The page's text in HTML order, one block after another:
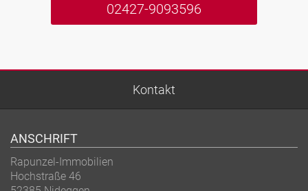
02427-9093596
Kontakt
ANSCHRIFT
Rapunzel-Immobilien
Hochstraße 46